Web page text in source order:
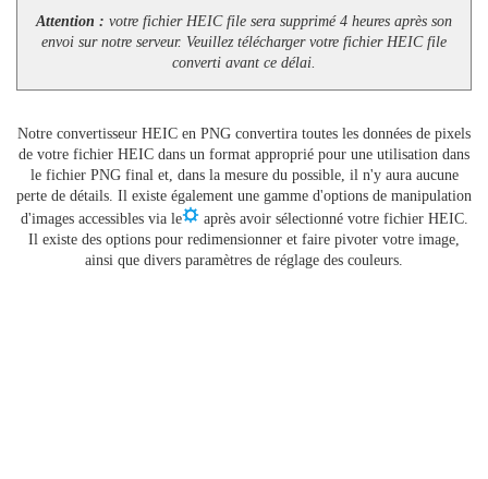
Attention : votre fichier HEIC file sera supprimé 4 heures après son
envoi sur notre serveur. Veuillez télécharger votre fichier HEIC file
converti avant ce délai.
Notre convertisseur HEIC en PNG convertira toutes les données de pixels
de votre fichier HEIC dans un format approprié pour une utilisation dans
le fichier PNG final et, dans la mesure du possible, il n'y aura aucune
perte de détails. Il existe également une gamme d'options de manipulation
d'images accessibles via le
après avoir sélectionné votre fichier HEIC.
Il existe des options pour redimensionner et faire pivoter votre image,
ainsi que divers paramètres de réglage des couleurs.